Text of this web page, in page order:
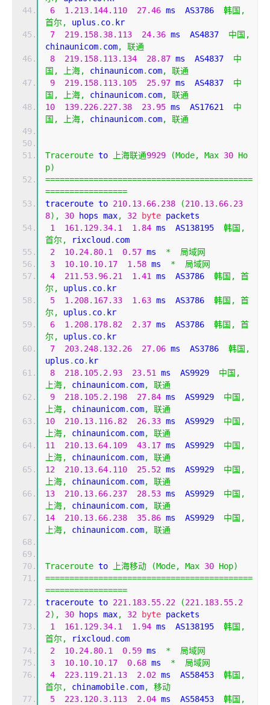
6
1.213. 144.110 27.46 ms  AS3786 韩国,
首尔,
uplus . co. kr
7
219.158. 38.113 24.36 ms  AS4837 中国,
chinaunicom. com,
联通
8
219.158. 113.134 28.87 ms  AS4837 中
国,
上海, chinaunicom. com,
联通
9
219.158. 113.105 25.97 ms  AS4837 中
国,
上海, chinaunicom. com,
联通
10
139.226. 227.38 23.95 ms  AS17621 中
国,
上海, chinaunicom. com, 联通
Traceroute to 上海联通9929 (Mode, Max 30 Ho
p)
===========================================
=================
traceroute to 210.13. 66.238 (210.13. 66.23
8), 30 hops max, 32 byte packets
1
161.129. 34.1 1.84 ms  AS138195 韩国,
首尔,
rixcloud . com
2
10.24. 80.1 0.57 ms *
局域网
3
10.10. 10.17 1.58 ms *
局域网
4
211.53. 96.21 1.41 ms  AS3786 韩国,
首
尔,
uplus . co. kr
5
1.208. 167.33 1.63 ms  AS3786 韩国,
首
尔,
uplus . co. kr
6
1.208. 178.82 2.37 ms  AS3786 韩国,
首
尔,
uplus . co. kr
7
203.248. 132.26 27.06 ms  AS3786 韩国,
uplus . co. kr
8
218.105. 2.93 23.51 ms  AS9929 中国,
上海,
chinaunicom. com,
联通
9
218.105. 2.198 27.84 ms  AS9929 中国,
上海,
chinaunicom. com,
联通
10
210.13. 116.82 26.33 ms  AS9929 中国,
上海,
chinaunicom. com,
联通
11
210.13. 64.109 43.17 ms  AS9929 中国,
上海,
chinaunicom. com,
联通
12
210.13. 64.110 25.52 ms  AS9929 中国,
上海,
chinaunicom. com,
联通
13
210.13. 66.237 28.53 ms  AS9929 中国,
上海,
chinaunicom. com,
联通
14
210.13. 66.238 35.86 ms  AS9929 中国,
上海,
chinaunicom. com, 联通
Traceroute to 上海移动 (Mode, Max 30 Hop)
===========================================
=================
traceroute to 221.183. 55.22 (221.183. 55.2
2), 30 hops max, 32 byte packets
1
161.129. 34.1 1.94 ms  AS138195 韩国,
首尔,
rixcloud . com
2
10.24. 80.1 0.59 ms *
局域网
3
10.10. 10.17 0.68 ms *
局域网
4
223.119. 21.13 2.02 ms  AS58453 韩国,
首尔,
chinamobile. com,
移动
5
223.120. 3.113 2.04 ms  AS58453 韩国,